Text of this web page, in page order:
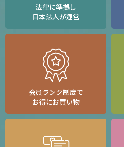
法律に準拠し
日本法人が運営
会員ランク制度で
お得にお買い物